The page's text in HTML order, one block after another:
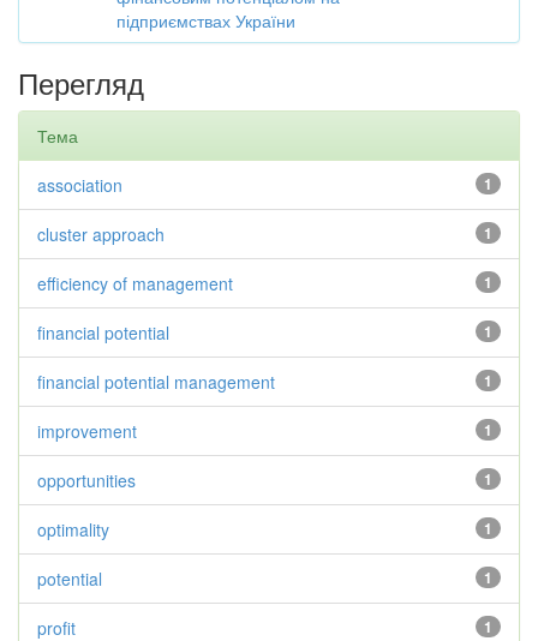
підприємствах України
Перегляд
Тема
1
association
1
cluster approach
1
efficiency of management
1
financial potential
1
financial potential management
1
improvement
1
opportunities
1
optimality
1
potential
1
profit